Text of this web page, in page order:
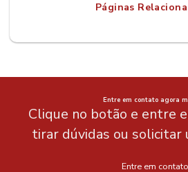
Páginas
Entre em contato agora
Clique no botão e entre
tirar dúvidas ou solicitar
Entre em contato